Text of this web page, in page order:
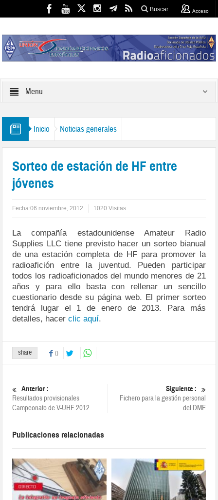
Buscar Acceso
Menu
Inicio Noticias generales
Sorteo de estación de HF entre
jóvenes
Fecha:06 noviembre, 2012 1020 Visitas
La compañía estadounidense Amateur Radio
Supplies LLC tiene previsto hacer un sorteo bianual
de una estación completa de HF para promover la
radioafición entre la juventud. Pueden participar
todos los radioaficionados del mundo menores de 21
años y para ello basta con rellenar un sencillo
cuestionario desde su página web. El primer sorteo
tendrá lugar el 1 de enero de 2013. Para más
detalles, hacerclic aquí.
share 0
Anterior :
Resultados provisionales
Campeonato de V-UHF 2012
Siguiente :
Fichero para la gestión personal
del DME
Publicaciones relacionadas